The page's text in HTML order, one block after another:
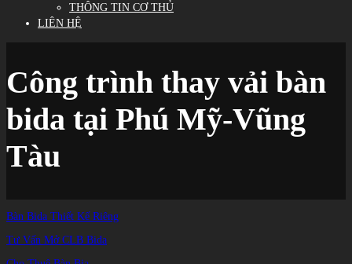
THÔNG TIN CƠ THỦ
LIÊN HỆ
Công trình thay vải bàn
bida tại Phú Mỹ-Vũng
Tàu
Trang chủ
TIN TỨC
Công trình thay vải bàn bida tại Phú Mỹ-Vũng Tàu
Bàn Bida Thiết Kế Riêng
Tư Vấn Mở CLB Bida